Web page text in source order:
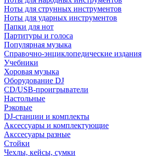
Ноты для струнных инструментов
Ноты для ударных инструментов
Папки для нот
Партитуры и голоса
Популярная музыка
Справочно-энциклопедические издания
Учебники
Хоровая музыка
Оборудование DJ
CD/USB-проигрыватели
Настольные
Рэковые
DJ-станции и комплекты
Аксессуары и комплектующие
Акссесуары разные
Стойки
Чехлы, кейсы, сумки